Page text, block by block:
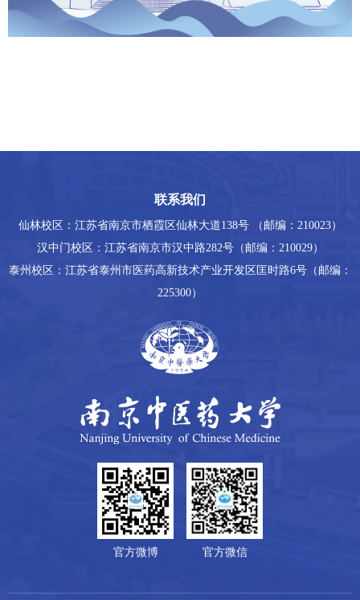
联系我们
仙林校区：江苏省南京市栖霞区仙林大道138号 （邮编：210023）
汉中门校区：江苏省南京市汉中路282号（邮编：210029）
泰州校区：江苏省泰州市医药高新技术产业开发区匡时路6号（邮编：
225300）
官方微博 官方微信